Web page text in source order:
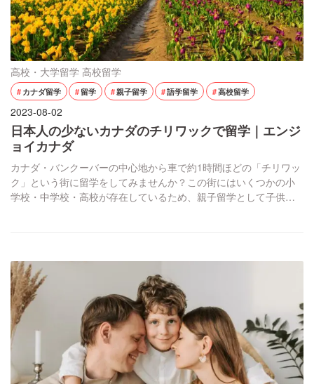
高校・大学留学 高校留学
カナダ留学 留学 親子留学 語学留学 高校留学
2023-08-02
日本人の少ないカナダのチリワックで留学｜エンジ
ョイカナダ
カナダ・バンクーバーの中心地から車で約1時間ほどの「チリワッ
ク」という街に留学をしてみませんか？この街にはいくつかの小
学校・中学校・高校が存在しているため、親子留学として子供を